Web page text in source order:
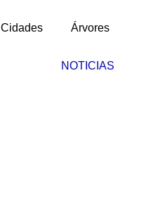
Cidades Árvores
NOTICIAS